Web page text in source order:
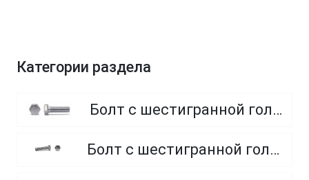
Категории раздела
Болт с шестигранной головкой, полная резьба, класс прочности 8.8
Болт с шестигранной головкой, полная резьба, класс прочности 4.8 и 5.8